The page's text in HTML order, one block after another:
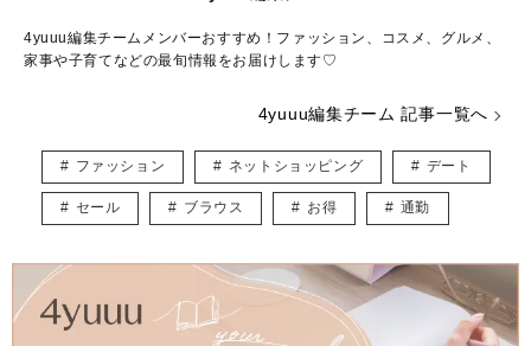
4yuuu編集チームメンバーおすすめ！ファッション、コスメ、グルメ、
家事や子育てなどの最旬情報をお届けします♡
4yuuu編集チーム 記事一覧へ
ファッション ネットショッピング デート
セール ブラウス お得 通勤